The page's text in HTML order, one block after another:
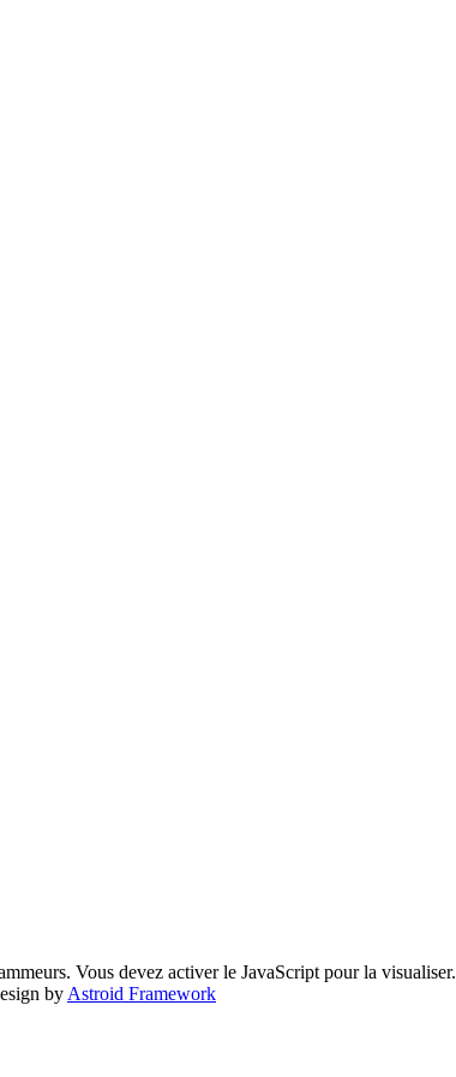
Vous devez activer le JavaScript pour la visualiser.
by Astroid Framework